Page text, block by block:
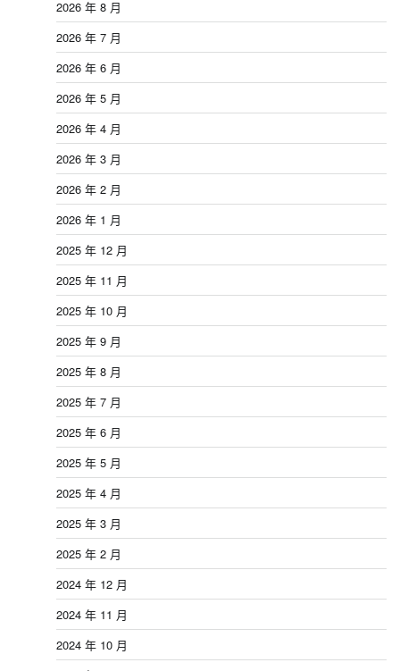
2026 年 8 月
2026 年 7 月
2026 年 6 月
2026 年 5 月
2026 年 4 月
2026 年 3 月
2026 年 2 月
2026 年 1 月
2025 年 12 月
2025 年 11 月
2025 年 10 月
2025 年 9 月
2025 年 8 月
2025 年 7 月
2025 年 6 月
2025 年 5 月
2025 年 4 月
2025 年 3 月
2025 年 2 月
2024 年 12 月
2024 年 11 月
2024 年 10 月